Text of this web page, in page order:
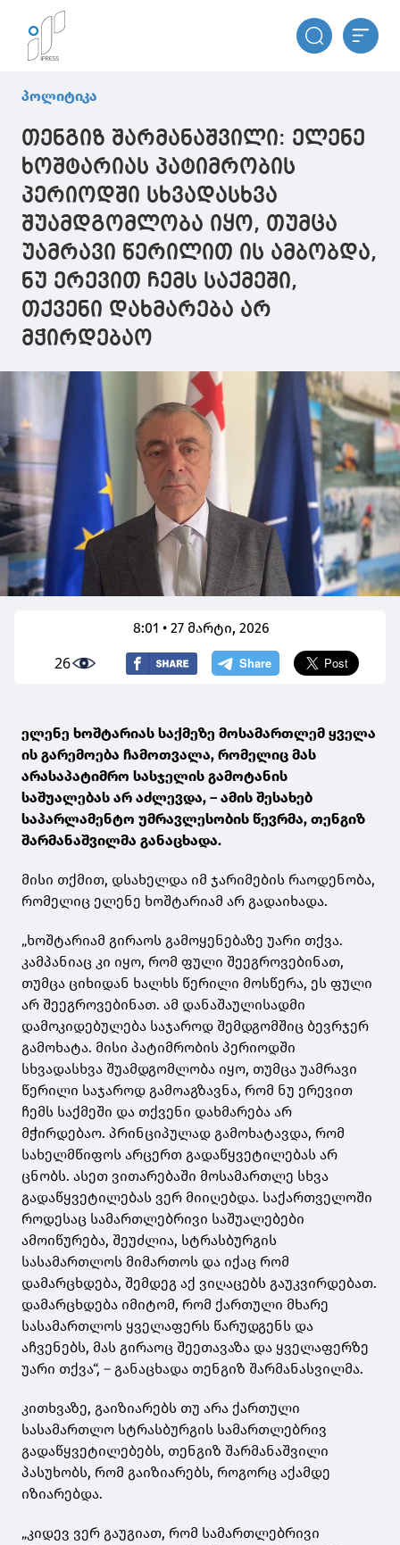
პოლიტიკა
თენგიზ შარმანაშვილი: ელენე
ხოშტარიას პატიმრობის
პერიოდში სხვადასხვა
შუამდგომლობა იყო, თუმცა
უამრავი წერილით ის ამბობდა,
ნუ ერევით ჩემს საქმეში,
თქვენი დახმარება არ
მჭირდებაო
8:01 • 27 მარტი, 2026
26
ელენე ხოშტარიას საქმეზე მოსამართლემ ყველა
ის გარემოება ჩამოთვალა, რომელიც მას
არასაპატიმრო სასჯელის გამოტანის
საშუალებას არ აძლევდა, – ამის შესახებ
საპარლამენტო უმრავლესობის წევრმა, თენგიზ
შარმანაშვილმა განაცხადა.
მისი თქმით, დსახელდა იმ ჯარიმების რაოდენობა,
რომელიც ელენე ხოშტარიამ არ გადაიხადა.
„ხოშტარიამ გირაოს გამოყენებაზე უარი თქვა.
კამპანიაც კი იყო, რომ ფული შეეგროვებინათ,
თუმცა ციხიდან ხალხს წერილი მოსწერა, ეს ფული
არ შეეგროვებინათ. ამ დანაშაულისადმი
დამოკიდებულება საჯაროდ შემდგომშიც ბევრჯერ
გამოხატა. მისი პატიმრობის პერიოდში
სხვადასხვა შუამდგომლობა იყო, თუმცა უამრავი
წერილი საჯაროდ გამოაგზავნა, რომ ნუ ერევით
ჩემს საქმეში და თქვენი დახმარება არ
მჭირდებაო. პრინციპულად გამოხატავდა, რომ
სახელმწიფოს არცერთ გადაწყვეტილებას არ
ცნობს. ასეთ ვითარებაში მოსამართლე სხვა
გადაწყვეტილებას ვერ მიიღებდა. საქართველოში
როდესაც სამართლებრივი საშუალებები
ამოიწურება, შეუძლია, სტრასბურგის
სასამართლოს მიმართოს და იქაც რომ
დამარცხდება, შემდეგ აქ ვიღაცებს გაუკვირდებათ.
დამარცხდება იმიტომ, რომ ქართული მხარე
სასამართლოს ყველაფერს წარუდგენს და
აჩვენებს, მას გირაოც შეეთავაზა და ყველაფერზე
უარი თქვა“, – განაცხადა თენგიზ შარმანასვილმა.
კითხვაზე, გაიზიარებს თუ არა ქართული
სასამართლო სტრასბურგის სამართლებრივ
გადაწყვეტილებებს, თენგიზ შარმანაშვილი
პასუხობს, რომ გაიზიარებს, როგორც აქამდე
იზიარებდა.
„კიდევ ვერ გაუგიათ, რომ სამართლებრივი